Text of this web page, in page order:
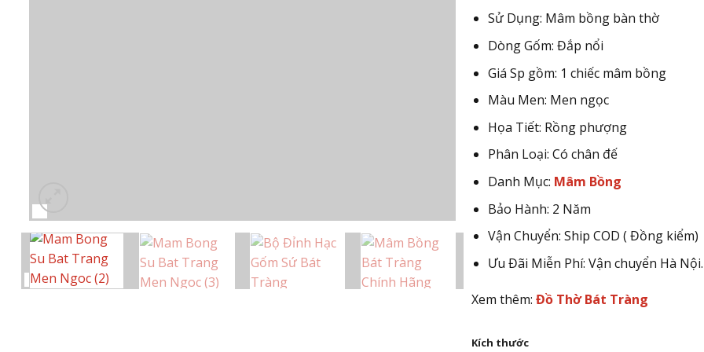
980.000 ₫
Sử Dụng: Mâm bồng bàn thờ
Dòng Gốm: Đắp nổi
Giá Sp gồm: 1 chiếc mâm bồng
Màu Men: Men ngọc
Họa Tiết: Rồng phượng
Phân Loại: Có chân đế
Danh Mục: Mâm Bồng
Bảo Hành: 2 Năm
Vận Chuyển: Ship COD ( Đồng kiểm)
Ưu Đãi Miễn Phí: Vận chuyển Hà Nội.
Xem thêm: Đồ Thờ Bát Tràng
Kích thước